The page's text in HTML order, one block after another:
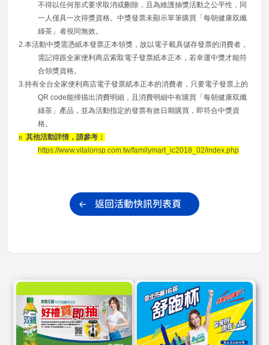
不得以任何形式要求取消或刪除，且為維護抽獎活動之公平性，同
一人僅具一次得獎資格。中獎發票未顯示單筆購買「每朝健康双纖
綠茶」者視同無效。
2.本活動中獎需憑紙本發票正本領獎，故以電子載具儲存發票的消費者，
需記得跟全家便利商店索取電子發票紙本正本，若幸運中獎才能符
合領獎資格。
3.持有全台全家便利商店電子發票紙本正本的消費者，只要電子發票上的
QR code能掃描出消費明細，且消費明細中有購買「每朝健康双纖
綠茶」產品，並為活動指定的發票有效日期購買，即符合中獎資
格。
n 其他活動詳情，請參考：
https://www.vitalonsp.com.tw/familymart_ic2018_02/index.php